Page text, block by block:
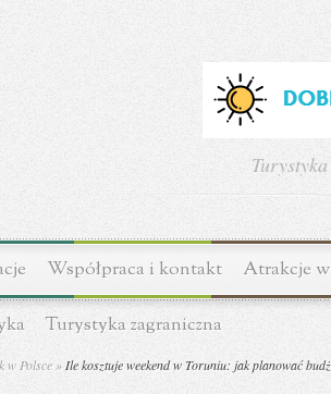
Współpraca i kontakt Atrakcje
Turystyka zagraniczna
w Polsce » Ile kosztuje weekend w Toruniu: jak planować